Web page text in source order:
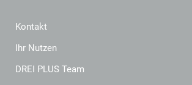
Kontakt
Ihr Nutzen
DREI PLUS Team